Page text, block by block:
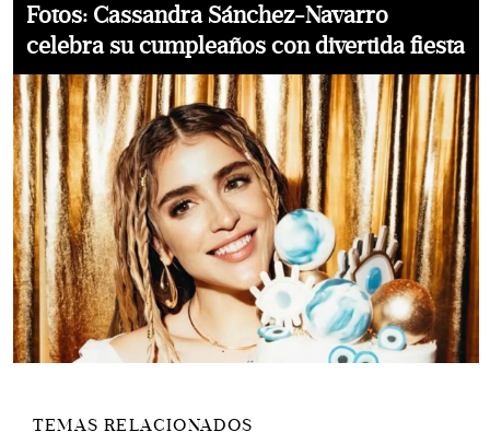
Fotos: Cassandra Sánchez-Navarro
celebra su cumpleaños con divertida fiesta
TEMAS RELACIONADOS